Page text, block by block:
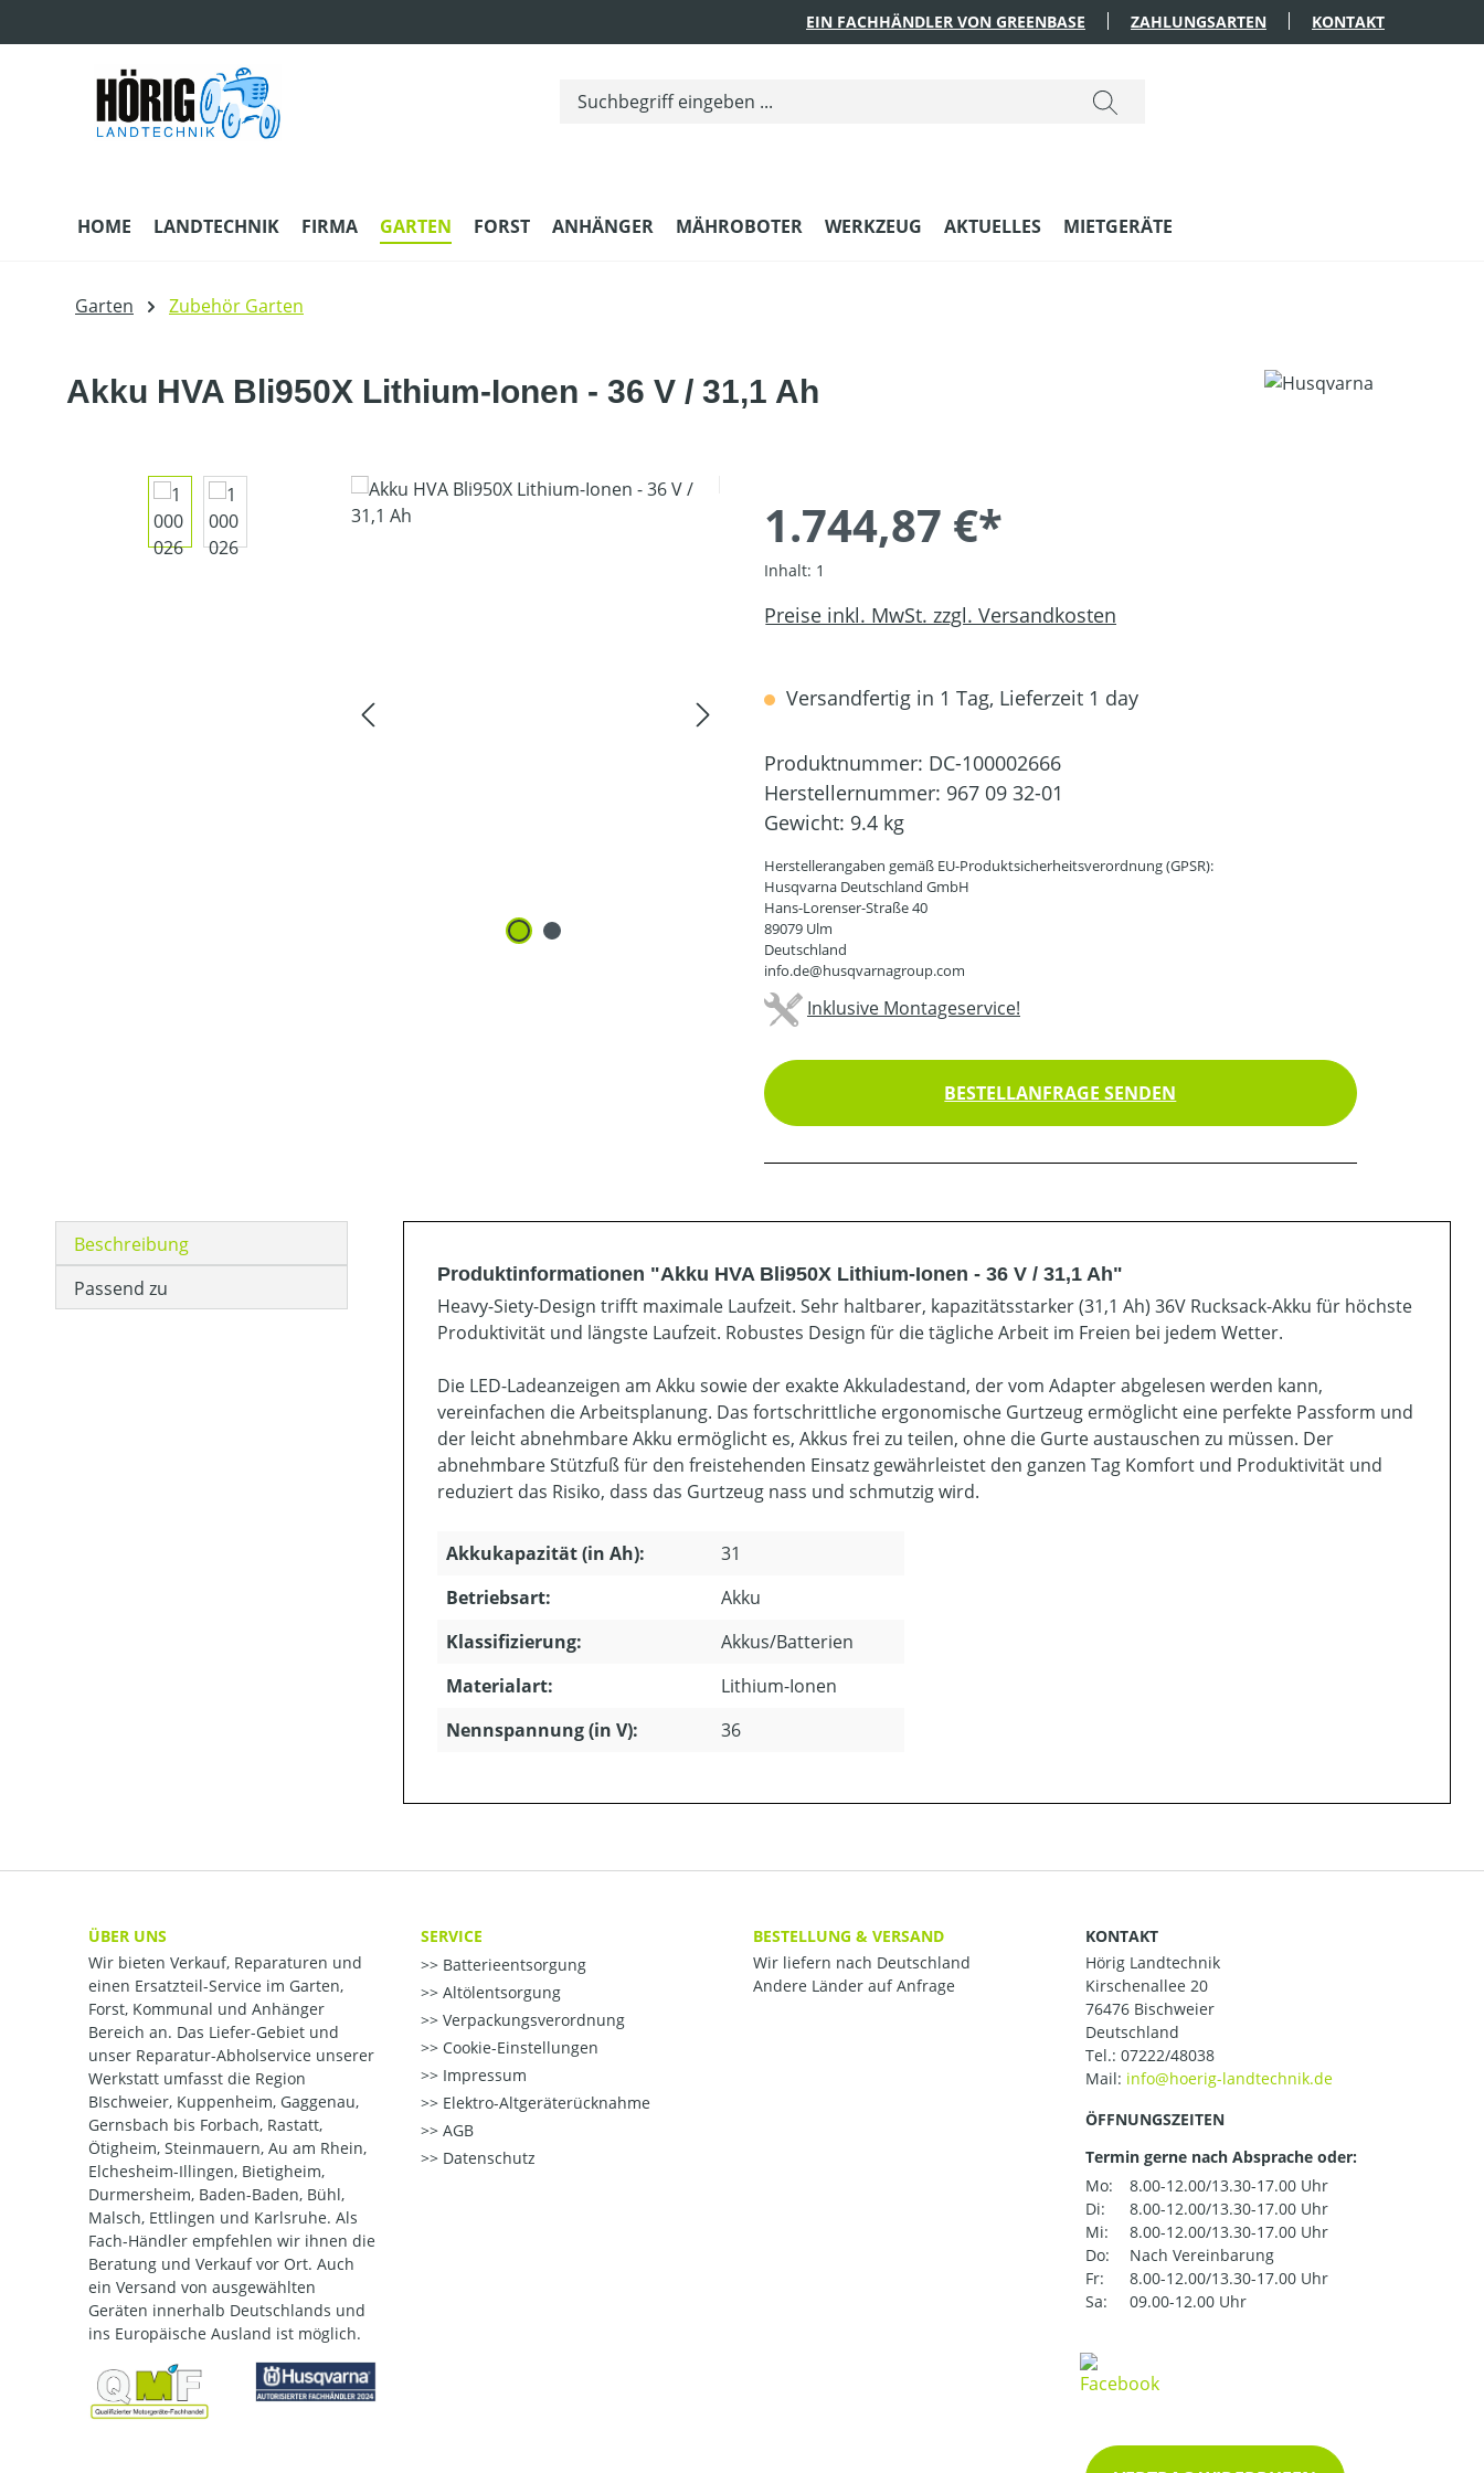
EIN FACHHÄNDLER VON GREENBASE ZAHLUNGSARTEN KONTAKT
HOME LANDTECHNIK FIRMA GARTEN FORST ANHÄNGER MÄHROBOTER WERKZEUG AKTUELLES MIETGERÄTE
Garten Zubehör Garten
Akku HVA Bli950X Lithium-Ionen - 36 V / 31,1 Ah
Bildergalerie überspringen
1.744,87 €*
Inhalt: 1
Preise inkl. MwSt. zzgl. Versandkosten
Versandfertig in 1 Tag, Lieferzeit 1 day
Produktnummer: DC-100002666
Herstellernummer: 967 09 32-01
Gewicht: 9.4 kg
Herstellerangaben gemäß EU-Produktsicherheitsverordnung (GPSR):
Husqvarna Deutschland GmbH
Hans-Lorenser-Straße 40
89079 Ulm
Deutschland
info.de@husqvarnagroup.com
Inklusive Montageservice!
BESTELLANFRAGE SENDEN
Beschreibung
Passend zu
Produktinformationen "Akku HVA Bli950X Lithium-Ionen - 36 V / 31,1 Ah"
Heavy-Siety-Design trifft maximale Laufzeit. Sehr haltbarer, kapazitätsstarker (31,1 Ah) 36V Rucksack-Akku für höchste
Produktivität und längste Laufzeit. Robustes Design für die tägliche Arbeit im Freien bei jedem Wetter.
Die LED-Ladeanzeigen am Akku sowie der exakte Akkuladestand, der vom Adapter abgelesen werden kann,
vereinfachen die Arbeitsplanung. Das fortschrittliche ergonomische Gurtzeug ermöglicht eine perfekte Passform und
der leicht abnehmbare Akku ermöglicht es, Akkus frei zu teilen, ohne die Gurte austauschen zu müssen. Der
abnehmbare Stützfuß für den freistehenden Einsatz gewährleistet den ganzen Tag Komfort und Produktivität und
reduziert das Risiko, dass das Gurtzeug nass und schmutzig wird.
Akkukapazität (in Ah):
31
Betriebsart:
Akku
Klassifizierung:
Akkus/Batterien
Materialart:
Lithium-Ionen
Nennspannung (in V):
36
ÜBER UNS
Wir bieten Verkauf, Reparaturen und
einen Ersatzteil-Service im Garten,
Forst, Kommunal und Anhänger
Bereich an. Das Liefer-Gebiet und
unser Reparatur-Abholservice unserer
Werkstatt umfasst die Region
BIschweier, Kuppenheim, Gaggenau,
Gernsbach bis Forbach, Rastatt,
Ötigheim, Steinmauern, Au am Rhein,
Elchesheim-Illingen, Bietigheim,
Durmersheim, Baden-Baden, Bühl,
Malsch, Ettlingen und Karlsruhe. Als
Fach-Händler empfehlen wir ihnen die
Beratung und Verkauf vor Ort. Auch
ein Versand von ausgewählten
Geräten innerhalb Deutschlands und
ins Europäische Ausland ist möglich.
SERVICE
Batterieentsorgung
Altölentsorgung
Verpackungsverordnung
Cookie-Einstellungen
Impressum
Elektro-Altgeräterücknahme
AGB
Datenschutz
BESTELLUNG & VERSAND
Wir liefern nach Deutschland
Andere Länder auf Anfrage
KONTAKT
Hörig Landtechnik
Kirschenallee 20
76476 Bischweier
Deutschland
Tel.: 07222/48038
Mail:
ÖFFNUNGSZEITEN
Termin gerne nach Absprache oder:
Mo:
8.00-12.00/13.30-17.00 Uhr
Di:
8.00-12.00/13.30-17.00 Uhr
Mi:
8.00-12.00/13.30-17.00 Uhr
Do:
Nach Vereinbarung
Fr:
8.00-12.00/13.30-17.00 Uhr
Sa:
09.00-12.00 Uhr